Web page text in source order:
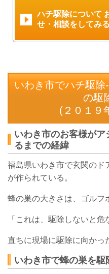
ハチ駆除について
せ・相談をしてみ
いわき市でハチ駆
の駆
(２０１９
いわき市のお客様が
るまでの経緯
福島県いわき市で玄関のド
が作られている。
蜂の巣の大きさは、ゴルフ
「これは、駆除しないと危
直ちに現場に駆除に向かっ
いわき市で蜂の巣を